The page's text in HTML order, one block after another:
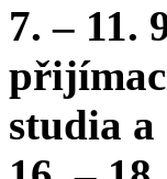
7. – 11.
studia